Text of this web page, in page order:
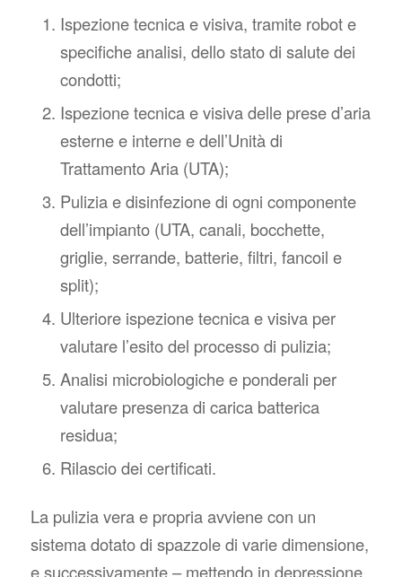
Ispezione tecnica e visiva, tramite robot e
specifiche analisi, dello stato di salute dei
condotti;
Ispezione tecnica e visiva delle prese d’aria
esterne e interne e dell’Unità di
Trattamento Aria (UTA);
Pulizia e disinfezione di ogni componente
dell’impianto (UTA, canali, bocchette,
griglie, serrande, batterie, filtri, fancoil e
split);
Ulteriore ispezione tecnica e visiva per
valutare l’esito del processo di pulizia;
Analisi microbiologiche e ponderali per
valutare presenza di carica batterica
residua;
Rilascio dei certificati.
La pulizia vera e propria avviene con un
sistema dotato di spazzole di varie dimensione,
e successivamente – mettendo in depressione